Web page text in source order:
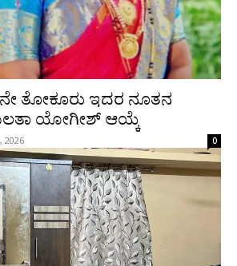
ತೋಕೂರು ಇದರ ನೂತನ
ಯೋಗೀಶ್ ಆಯ್ಕೆ
2026 0